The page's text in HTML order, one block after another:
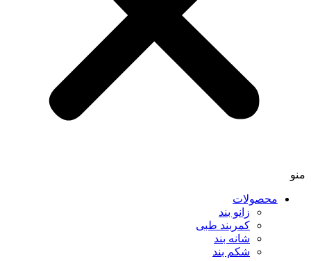
منو
محصولات
زانو بند
کمربند طبی
شانه بند
شکم بند